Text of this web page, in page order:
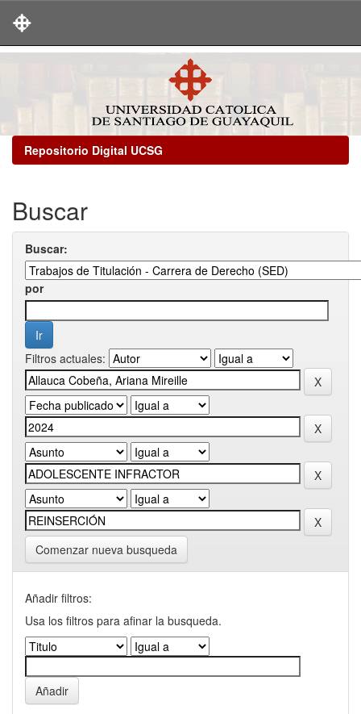
Repositorio Digital UCSG
Buscar
Buscar:
por
Filtros actuales:
Comenzar nueva busqueda
Añadir filtros:
Usa los filtros para afinar la busqueda.